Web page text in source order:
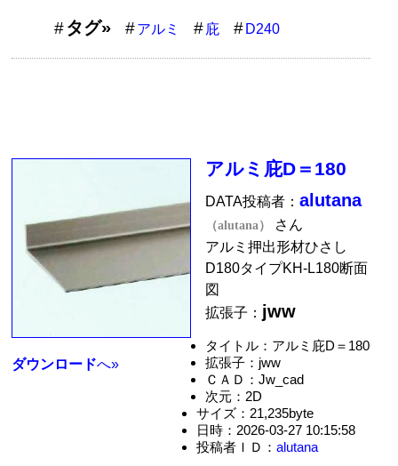
タグ» アルミ 庇 D240
ダウンロードへ»
アルミ庇D＝180
DATA投稿者：alutana
（alutana）
さん
アルミ押出形材ひさし
D180タイプKH-L180断面
図
拡張子： jww
タイトル：アルミ庇D＝180
拡張子：jww
ＣＡＤ：Jw_cad
次元：2D
サイズ：21,235byte
日時：2026-03-27 10:15:58
投稿者ＩＤ： alutana